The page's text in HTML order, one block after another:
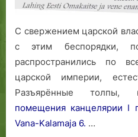
С свержением царской
с этим беспорядки,
распространились по
царской империи,
Разъярённые толпы,
помещения канцелярии I
Vana-Kalamaja 6. …